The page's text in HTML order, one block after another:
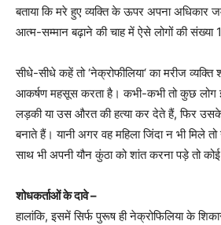
बताया कि मरे हुए व्यक्ति के ऊपर अपना अधिकार
आत्म-सम्मान बढ़ाने की चाह में ऐसे लोगों की
सीधे-सीधे कहें तो ‘नेक्रोफीलिया‘ का मरीज
आकर्षण महसूस करता है। कभी-कभी तो कुछ
लड़की या उस औरत की हत्या कर देते हैं, फिर
बनाते हैं। यानी अगर वह महिला जिंदा न भी मिले
साथ भी अपनी यौन कुंठा को शांत करना पड़े तो
शोधकर्ताओं के दावे –
हालांकि, इसमें सिर्फ पुरूष ही नेक्रोफिलिया के